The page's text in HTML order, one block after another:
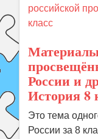
российской
класс
России и
История 8
Это тема
России за 8